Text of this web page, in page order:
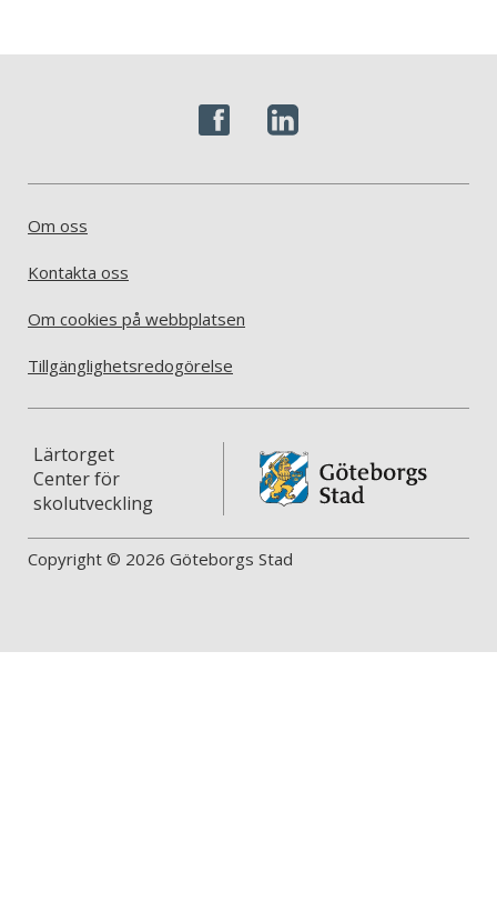
Om oss
Kontakta oss
Om cookies på webbplatsen
Tillgänglighetsredogörelse
Lärtorget
Center för
skolutveckling
Copyright © 2026 Göteborgs Stad